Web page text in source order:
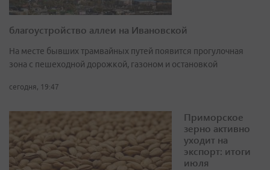
благоустройство аллеи на Ивановской
На месте бывших трамвайных путей появится прогулочная
зона с пешеходной дорожкой, газоном и остановкой
сегодня, 19:47
Приморское
зерно активно
уходит на
экспорт: итоги
июля